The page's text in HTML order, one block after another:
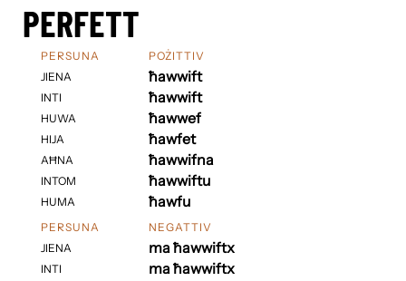
PERFETT
PERSUNA
JIENA
INTI
HUWA
HIJA
AĦNA
INTOM
HUMA
POŻITTIV
ħawwift
ħawwift
ħawwef
ħawfet
ħawwifna
ħawwiftu
ħawfu
PERSUNA
JIENA
INTI
NEGATTIV
ma ħawwiftx
ma ħawwiftx